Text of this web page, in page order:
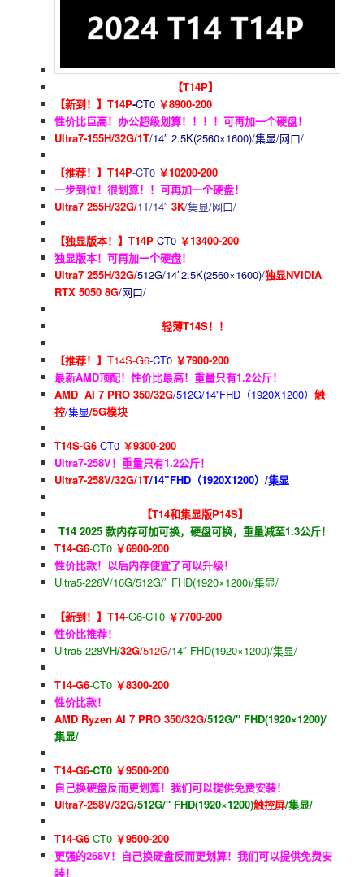
【T14P】
【新到！】T14P-CT0 ￥8900-200
性价比巨高！办公超级划算！！！！可再加一个硬盘！
Ultra7-155H/32G/1T/14″ 2.5K(2560×1600)/集显/网口/
【推荐！】T14P-CT0 ￥10200-200
一步到位！很划算！！可再加一个硬盘！
Ultra7 255H/32G/1T/14″ 3K/集显/网口/
【独显版本！】T14P-CT0 ￥13400-200
独显版本！可再加一个硬盘！
Ultra7 255H/32G/512G/14″2.5K(2560×1600)/独显NVIDIA
RTX 5050 8G/网口/
轻薄T14S！！
【推荐！】 T14S-G6-CT0 ￥7900-200
最新AMD顶配！性价比最高！重量只有1.2公斤！
AMD AI 7 PRO 350/32G/512G/14”FHD（1920X1200） 触
控/集显/5G模块
T14S-G6-CT0 ￥9300-200
Ultra7-258V！重量只有1.2公斤！
Ultra7-258V/32G/1T/14”FHD（1920X1200）/集显
【T14和集显版P14S】
T14 2025 款内存可加可换，硬盘可换，重量减至1.3公斤！
T14-G6-CT0 ￥6900-200
性价比款！以后内存便宜了可以升级！
Ultra5-226V/16G/512G/″ FHD(1920×1200)/集显/
【新到！】T14-G6-CT0 ￥7700-200
性价比推荐！
Ultra5-228VH/32G/512G/14″ FHD(1920×1200)/集显/
T14-G6-CT0 ￥8300-200
性价比款！
AMD Ryzen AI 7 PRO 350/32G/512G/″ FHD(1920×1200)/
集显/
T14-G6-CT0 ￥9500-200
自己换硬盘反而更划算！我们可以提供免费安装！
Ultra7-258V/32G/512G/″ FHD(1920×1200)触控屏/集显/
T14-G6-CT0 ￥9500-200
更强的268V！自己换硬盘反而更划算！我们可以提供免费安
装！